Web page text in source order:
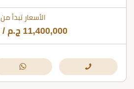
الأسعار تبدأ من
11,400,000 ج.م /